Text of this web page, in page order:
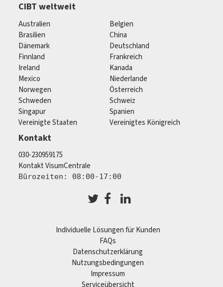
CIBT weltweit
Australien
Belgien
Brasilien
China
Dänemark
Deutschland
Finnland
Frankreich
Ireland
Kanada
Mexico
Niederlande
Norwegen
Österreich
Schweden
Schweiz
Singapur
Spanien
Vereinigte Staaten
Vereinigtes Königreich
Kontakt
030-230959175
Kontakt VisumCentrale
Bürozeiten: 08:00-17:00
Individuelle Lösungen für Kunden
FAQs
Datenschutzerklärung
Nutzungsbedingungen
Impressum
Serviceübersicht